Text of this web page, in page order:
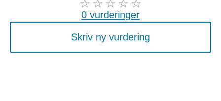
0 vurderinger
Skriv ny vurdering